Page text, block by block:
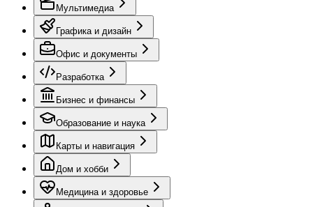
Мультимедиа
Графика и дизайн
Офис и документы
Разработка
Бизнес и финансы
Образование и наука
Карты и навигация
Дом и хобби
Медицина и здоровье